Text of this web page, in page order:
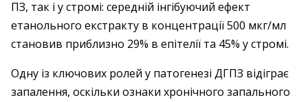
ПЗ, так і у стромі: середній інгібуючий ефект
етанольного екстракту в концентрації 500 мкг/мл
становив приблизно 29% в епітелії та 45% у стромі.
Одну із ключових ролей у патогенезі ДГПЗ відіграє
запалення, оскільки ознаки хронічного запального